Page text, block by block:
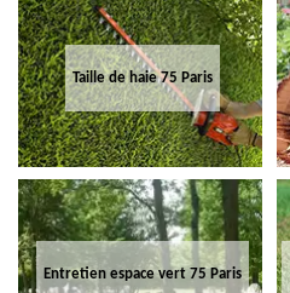
Taille de haie 75 Paris
Entretien espace vert 75 Paris